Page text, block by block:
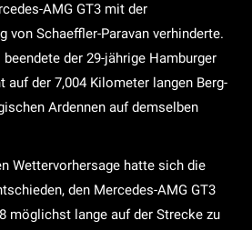
AMG GT3 mit der
von Schaeffler-Paravan verhinderte.
der 29-jährige Hamburger
auf der 7,004 Kilometer langen Berg-
Ardennen auf demselben
Wettervorhersage hatte sich die
den Mercedes-AMG GT3
möglichst lange auf der Strecke zu